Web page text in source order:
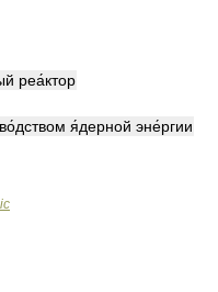
реа́ктор
я́дерной эне́ргии